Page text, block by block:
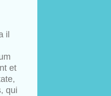
il
et
qui